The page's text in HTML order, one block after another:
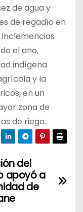
de agua y
de regadío en
el año,
indígena
y la
en un
zona de
de riego.
del
apoyó a
de